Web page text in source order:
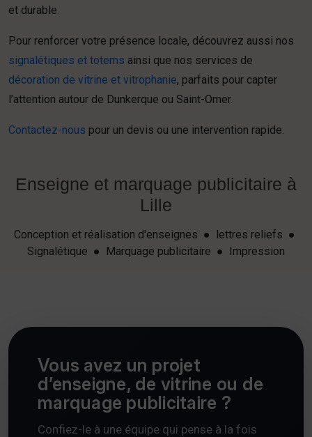
et durable.
Pour renforcer votre présence locale, découvrez aussi nos
signalétiques et totems ainsi que nos services de
décoration de vitrine et vitrophanie, parfaits pour capter
l’attention autour de Dunkerque ou Saint-Omer.
Contactez-nous pour un devis ou une intervention rapide.
Enseigne et marquage publicitaire à
Lille
Conception et réalisation d'enseignes ● lettres reliefs ●
Signalétique ● Marquage publicitaire ● Impression
Vous avez un projet
d’enseigne, de vitrine ou de
marquage publicitaire ?
Confiez-le à une équipe qui pense à la fois